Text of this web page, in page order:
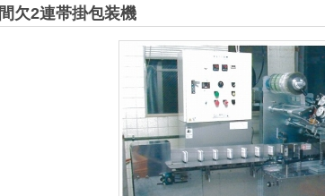
間欠2連帯掛包装機